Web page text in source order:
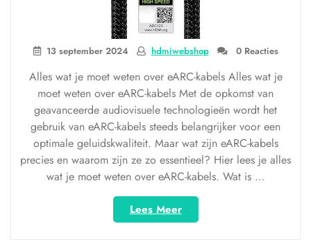
13 september 2024 hdmiwebshop 0 Reacties
Alles wat je moet weten over eARC-kabels Alles wat je
moet weten over eARC-kabels Met de opkomst van
geavanceerde audiovisuele technologieën wordt het
gebruik van eARC-kabels steeds belangrijker voor een
optimale geluidskwaliteit. Maar wat zijn eARC-kabels
precies en waarom zijn ze zo essentieel? Hier lees je alles
wat je moet weten over eARC-kabels. Wat is …
Lees Meer“Alles
wat